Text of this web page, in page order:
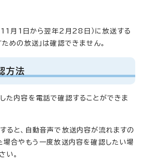
11月1日から翌年2月28日）に放送する
めの放送」は確認できません。
方法
た内容を電話で確認することができま
ると、自動音声で放送内容が流れますの
場合やもう一度放送内容を確認したい場
い。